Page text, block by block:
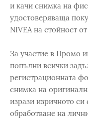
и качи снимка на
удостоверяваща
NIVEA на стойност
За участие в Промо
попълни всички
регистрационната
снимка на
изрази изричното си
обработване на